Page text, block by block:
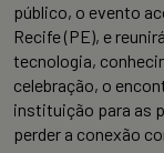
público, o evento
Recife (PE), e
tecnologia,
celebração, o
instituição para as
perder a conexão